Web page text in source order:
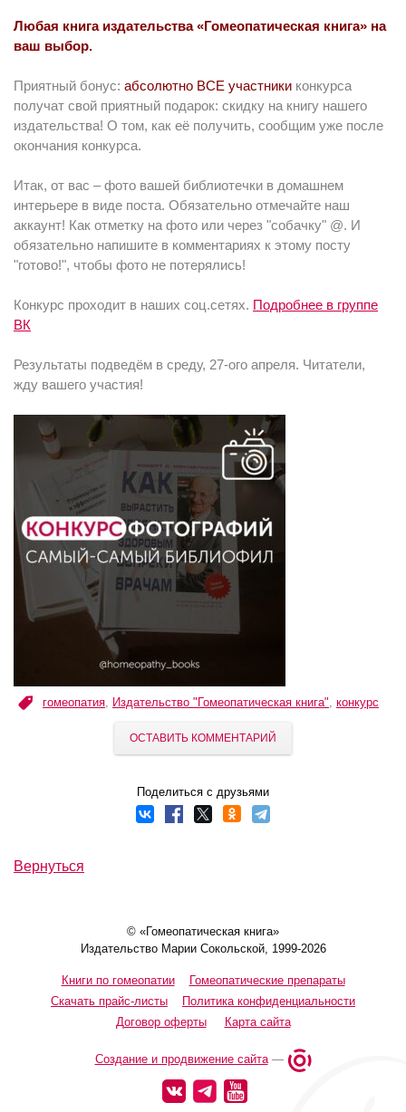
Любая книга издательства «Гомеопатическая книга» на
ваш выбор.
Приятный бонус: абсолютно ВСЕ участники конкурса
получат свой приятный подарок: скидку на книгу нашего
издательства! О том, как её получить, сообщим уже после
окончания конкурса.
Итак, от вас – фото вашей библиотечки в домашнем
интерьере в виде поста. Обязательно отмечайте наш
аккаунт! Как отметку на фото или через "собачку" @. И
обязательно напишите в комментариях к этому посту
"готово!", чтобы фото не потерялись!
Конкурс проходит в наших соц.сетях. Подробнее в группе
ВК
Результаты подведём в среду, 27-ого апреля. Читатели,
жду вашего участия!
гомеопатия, Издательство "Гомеопатическая книга", конкурс
ОСТАВИТЬ КОММЕНТАРИЙ
Поделиться с друзьями
Вернуться
© «Гомеопатическая книга»
Издательство Марии Сокольской, 1999-2026
Книги по гомеопатии
Гомеопатические препараты
Скачать прайс-листы
Политика конфиденциальности
Договор оферты
Карта сайта
Создание и продвижение сайта—